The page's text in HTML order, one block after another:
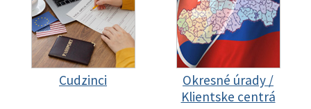
Cudzinci
Okresné úrady /
Klientske centrá